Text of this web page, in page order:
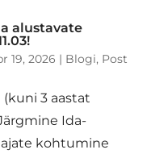
alustavate
19, 2026 | Blogi, Post
(kuni 3 aastat
Ida-
kohtumine